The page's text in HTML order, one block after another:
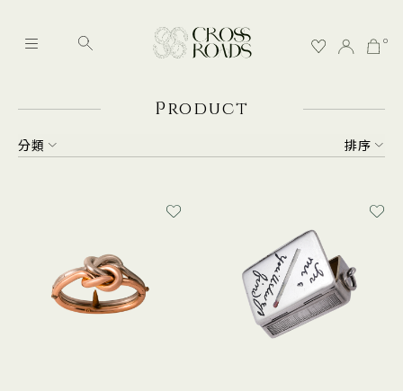
0
Product
排序
分類